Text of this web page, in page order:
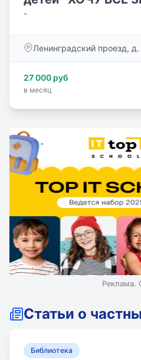
-
Ленинградский проезд,
27 000 руб
в месяц
Статьи о
Библиотека